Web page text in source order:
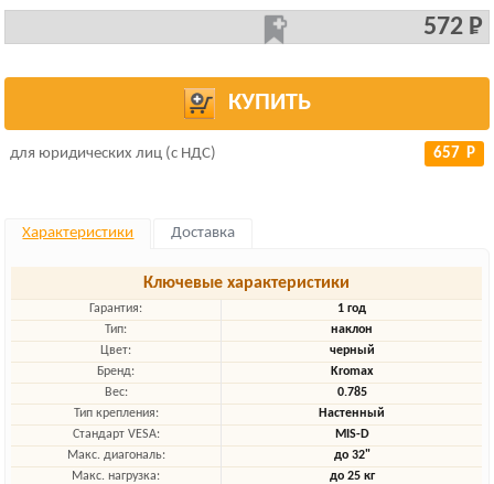
572 Р
КУПИТЬ
для юридических лиц (с НДС) 657 Р
Характеристики Доставка
Ключевые характеристики
Гарантия:
1 год
Тип:
наклон
Цвет:
черный
Бренд:
Kromax
Вес:
0.785
Тип крепления:
Настенный
Стандарт VESA:
MIS-D
Макс. диагональ:
до 32"
Макс. нагрузка:
до 25 кг